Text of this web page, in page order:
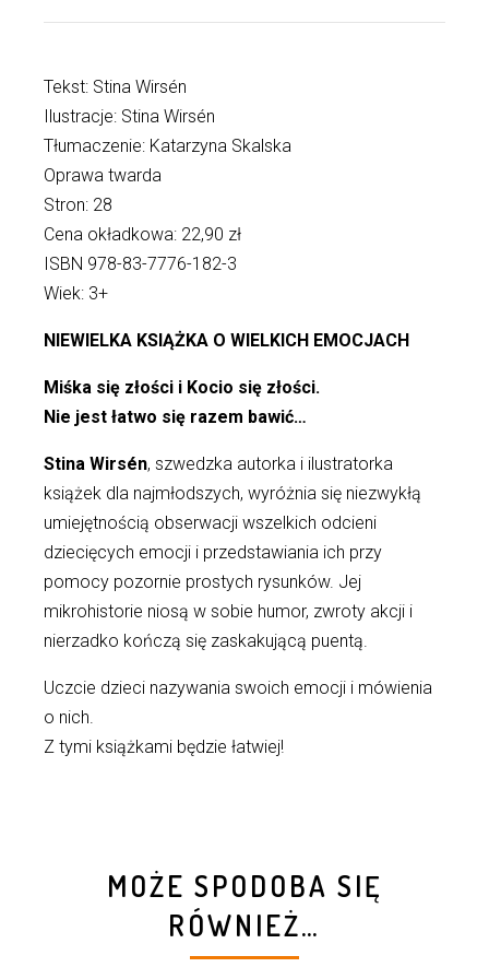
Tekst: Stina Wirsén
Ilustracje: Stina Wirsén
Tłumaczenie: Katarzyna Skalska
Oprawa twarda
Stron: 28
Cena okładkowa: 22,90 zł
ISBN 978-83-7776-182-3
Wiek: 3+
NIEWIELKA KSIĄŻKA O WIELKICH EMOCJACH
Miśka się złości i Kocio się złości.
Nie jest łatwo się razem bawić…
Stina Wirsén, szwedzka autorka i ilustratorka
książek dla najmłodszych, wyróżnia się niezwykłą
umiejętnością obserwacji wszelkich odcieni
dziecięcych emocji i przedstawiania ich przy
pomocy pozornie prostych rysunków. Jej
mikrohistorie niosą w sobie humor, zwroty akcji i
nierzadko kończą się zaskakującą puentą.
Uczcie dzieci nazywania swoich emocji i mówienia
o nich.
Z tymi książkami będzie łatwiej!
MOŻE SPODOBA SIĘ
RÓWNIEŻ…